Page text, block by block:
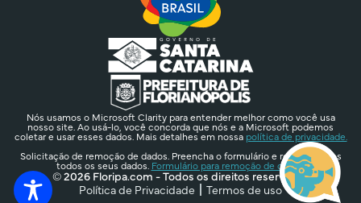
Nós usamos o Microsoft Clarity para entender melhor como você usa
nosso site. Ao usá-lo, você concorda que nós e a Microsoft podemos
coletar e usar esses dados. Mais detalhes em nossa política de privacidade.
Solicitação de remoção de dados. Preencha o formulário e removeremos
todos os seus dados. Formulário para remoção de dados.
© 2026 Floripa.com - Todos os direitos reservados
Política de Privacidade
Termos de uso